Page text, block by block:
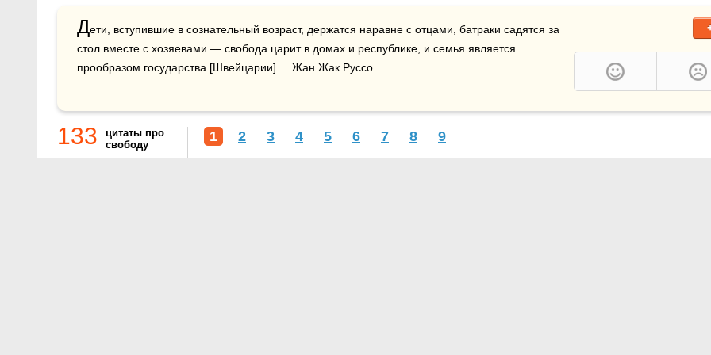
Дети , вступившие в сознательный возраст, держатся наравне с отцами, батраки садятся за
стол вместе с хозяевами — свобода царит в домах и республике, и семья является
прообразом государства [Швейцарии].    Жан Жак Руссо
133
цитаты про
свободу
1 2 3 4 5 6 7 8 9